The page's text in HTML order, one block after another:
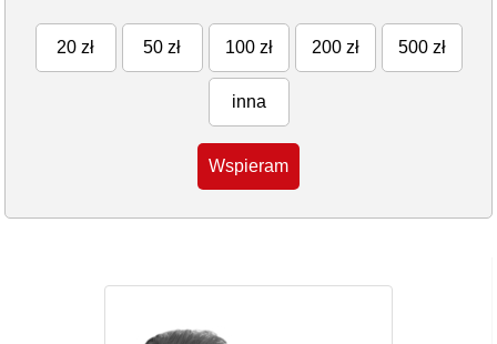
20 zł 50 zł 100 zł 200 zł 500 zł
inna
Wspieram